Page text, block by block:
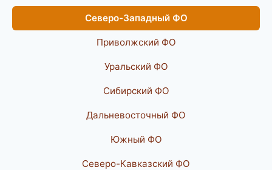
Северо-Западный ФО
Приволжский ФО
Уральский ФО
Сибирский ФО
Дальневосточный ФО
Южный ФО
Северо-Кавказский ФО